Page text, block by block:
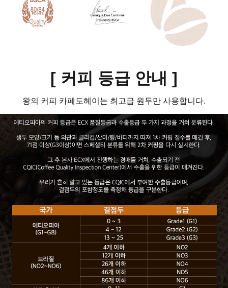
[ 커피 등급 안내 ]
왕의 커피 카페도헤이는 최고급 원두만 사용합니다.